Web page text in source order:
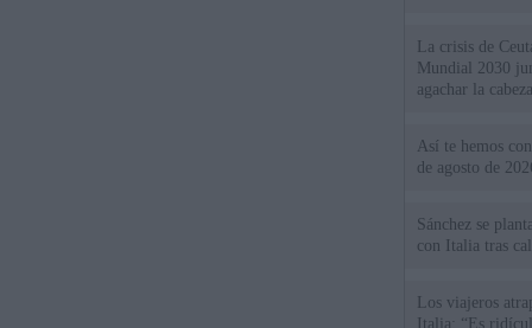
La crisis de
Mundial 2030
agachar la
Así te hemos
de agosto de
Sánchez se
con Italia tras
Los viajeros
Italia: “Es